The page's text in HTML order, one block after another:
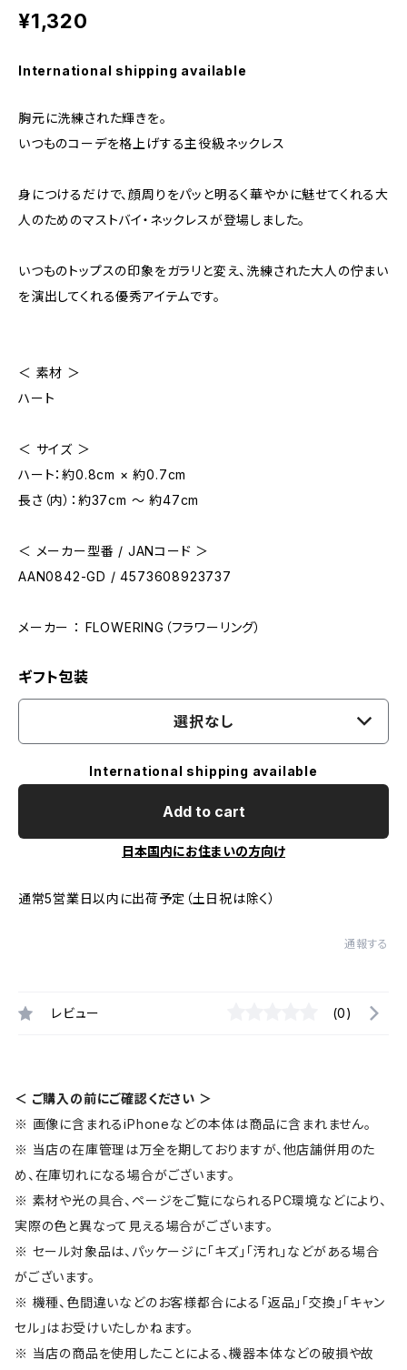
¥1,320
International shipping available
胸元に洗練された輝きを。
いつものコーデを格上げする主役級ネックレス
身につけるだけで、顔周りをパッと明るく華やかに魅せてくれる大
人のためのマストバイ・ネックレスが登場しました。
いつものトップスの印象をガラリと変え、洗練された大人の佇まい
を演出してくれる優秀アイテムです。
＜ 素材 ＞
ハート
＜ サイズ ＞
ハート：約0.8cm × 約0.7cm
長さ（内）：約37cm ～ 約47cm
＜ メーカー型番 / JANコード ＞
AAN0842-GD / 4573608923737
メーカー ： FLOWERING（フラワーリング）
ギフト包装
選択なし
International shipping available
Add to cart
日本国内にお住まいの方向け
通常5営業日以内に出荷予定（土日祝は除く）
通報する
レビュー (0)
＜ ご購入の前にご確認ください ＞
※ 画像に含まれるiPhoneなどの本体は商品に含まれません。
※ 当店の在庫管理は万全を期しておりますが、他店舗併用のた
め、在庫切れになる場合がございます。
※ 素材や光の具合、ページをご覧になられるPC環境などにより、
実際の色と異なって見える場合がございます。
※ セール対象品は、パッケージに「キズ」「汚れ」などがある場合
がございます。
※ 機種、色間違いなどのお客様都合による「返品」「交換」「キャン
セル」はお受けいたしかねます。
※ 当店の商品を使用したことによる、機器本体などの破損や故